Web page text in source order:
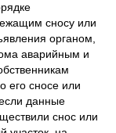
сносу или
органом,
аварийным и
его сносе или
данные
снос или